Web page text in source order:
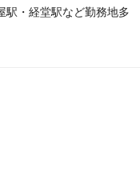
駅・経堂駅など勤務地多